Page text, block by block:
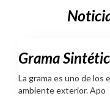
Grama
La grama es uno de los
ambiente exterior. Apo